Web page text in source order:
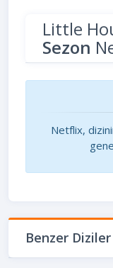
Little
Sezon
Netflix,
Benzer Diziler